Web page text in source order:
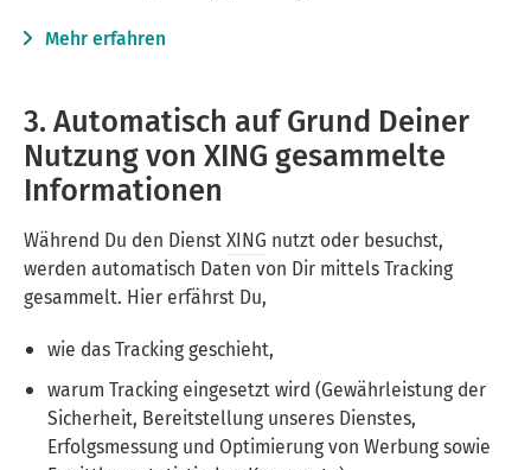
Mehr erfahren
3. Automatisch auf Grund Deiner
Nutzung von XING gesammelte
Informationen
Während Du den DienstXING nutzt oder besuchst,
werden automatisch Daten von Dir mittels Tracking
gesammelt. Hier erfährst Du,
wie das Tracking geschieht,
warum Tracking eingesetzt wird (Gewährleistung der
Sicherheit, Bereitstellung unseres Dienstes,
Erfolgsmessung und Optimierung von Werbung sowie